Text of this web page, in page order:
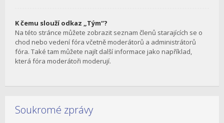
K čemu slouží odkaz „Tým“?
Na této stránce můžete zobrazit seznam členů starajících se o
chod nebo vedení fóra včetně moderátorů a administrátorů
fóra. Také tam můžete najít další informace jako například,
která fóra moderátoři moderují.
Soukromé zprávy